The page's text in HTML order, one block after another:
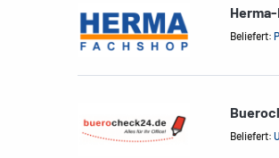
Beliefert:
Beliefert: